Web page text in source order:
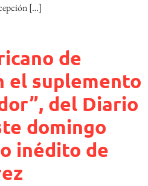
[…]
de
el suplemento
del Diario
domingo
inédito de